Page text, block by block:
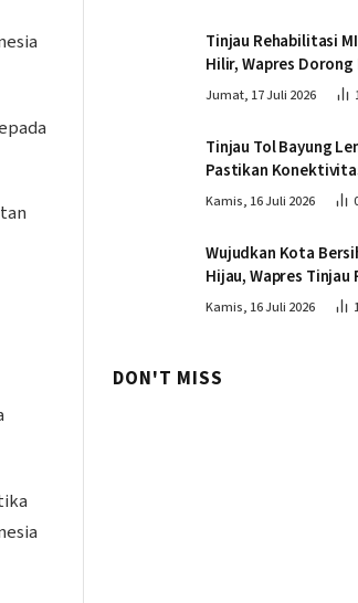
Tinjau Rehabilitasi
Hilir, Wapres Dorong
Sarana Prasarana
Jumat, 17 Juli 2026
Tinjau Tol Bayung
Pastikan
Berjalan Optimal
Kamis, 16 Juli 2026
Wujudkan Kota
Hijau, Wapres Tinjau
Pembangunan PSEL di
Kamis, 16 Juli 2026
DON'T MISS